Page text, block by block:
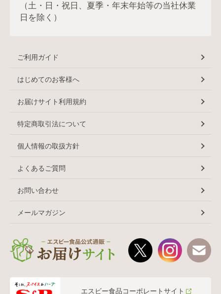
（土・日・祝日、夏季・年末年始等の当社休業
日を除く）
ご利用ガイド
はじめてのお客様へ
お届けサイト利用規約
特定商取引法について
個人情報の取扱方針
よくあるご質問
お問い合わせ
メールマガジン
エスビー食品コーポレートサイト